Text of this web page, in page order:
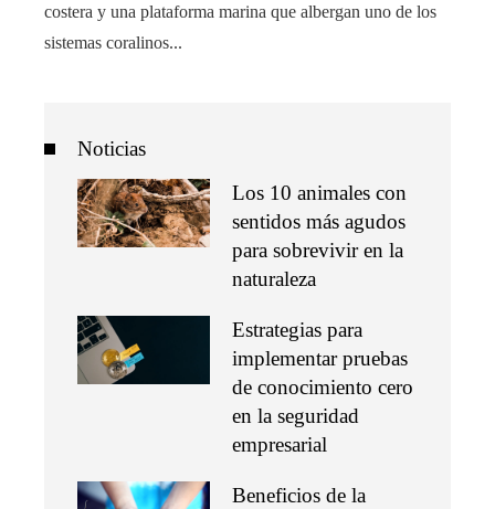
costera y una plataforma marina que albergan uno de los
sistemas coralinos...
Noticias
Los 10 animales con
sentidos más agudos
para sobrevivir en la
naturaleza
Estrategias para
implementar pruebas
de conocimiento cero
en la seguridad
empresarial
Beneficios de la